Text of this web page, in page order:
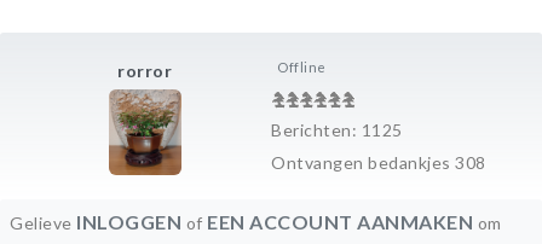
rorror Offline
Berichten: 1125
Ontvangen bedankjes 308
Gelieve INLOGGEN of EEN ACCOUNT AANMAKEN om